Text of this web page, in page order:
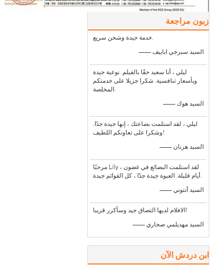
زبون مراجعة
خدمة جيدة وشحن سريع.
—— السيد سيرجي اباييف
ليلي ، أنا سعيد حقًا بالفيلم. نوعية جيدة
وبأسعار تنافسية. شكرا جزيلا على خدمتكم
المخلصة.
—— السيد هوك
ليلي ، لقد استلمت بضاعتك ، إنها جيدة جدًا.
وشكرا على تعاونكم اللطيف!
—— السيد هرنان
مرحبًا Lily ، لقد استلمت البضائع في غضون
أيام قليلة. العبوة جيدة جدًا ، كل القوائم جيدة.
—— السيد أنتوني
الافلام لديها التصاق جيد وسأكرر قريبا!
—— السيد مهديلمي صحاري
ابن دردش الآن